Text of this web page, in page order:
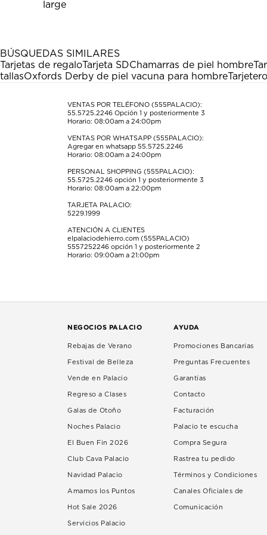
el
estrella
Esta
acción
abrirá
formulario
el
estrellas.
Esta
acción
abrirá
formulario
de
estrellas.
Esta
acción
abrirá
formulario
de
estrellas.
Esta
acción
abrirá
formulario
de
Esta
acción
abrirá
formulario
de
envío.
BÚSQUEDAS SIMILARES
Tarjetas de regaloTarjeta SDChamarras de piel hombre
tallasOxfords Derby de piel vacuna para hombre
VENTAS POR TELÉFONO (555PALACIO):
55.5725.2246 Opción 1 y posteriormente 3
Horario: 08:00am a 24:00pm
VENTAS POR WHATSAPP (555PALACIO):
Agregar en whatsapp 55.5725.2246
Horario: 08:00am a 24:00pm
PERSONAL SHOPPING (555PALACIO):
55.5725.2246 opción 1 y posteriormente 3
Horario: 08:00am a 22:00pm
TARJETA PALACIO:
5229.1999
ATENCIÓN A CLIENTES
elpalaciodehierro.com (555PALACIO)
5557252246 opción 1 y posteriormente 2
Horario: 09:00am a 21:00pm
NEGOCIOS PALACIO
Rebajas de Verano
Festival de Belleza
Vende en Palacio
Regreso a Clases
Galas de Otoño
Noches Palacio
El Buen Fin 2026
Club Cava Palacio
Navidad Palacio
Amamos los Puntos
Hot Sale 2026
Servicios Palacio
AYUDA
Promociones Bancarias
Preguntas Frecuentes
Garantías
Contacto
Facturación
Palacio te escucha
Compra Segura
Rastrea tu pedido
Términos y Condiciones
Canales Oficiales de
Comunicación